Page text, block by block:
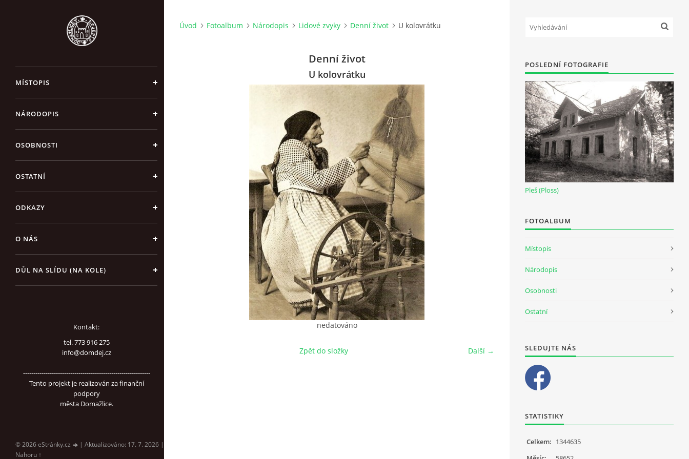
MÍSTOPIS
NÁRODOPIS
OSOBNOSTI
OSTATNÍ
ODKAZY
O NÁS
DŮL NA SLÍDU (NA KOLE)
Kontakt:
tel. 773 916 275
info@domdej.cz
--------------------------------------------------------------
Tento projekt je realizován za finanční
podpory
města Domažlice.
© 2026 eStránky.cz | Aktualizováno: 17. 7. 2026 |
Nahoru ↑
Úvod Fotoalbum Národopis Lidové zvyky Denní život U kolovrátku
Denní život
U kolovrátku
nedatováno
Další →
Zpět do složky
POSLEDNÍ FOTOGRAFIE
Pleš (Ploss)
FOTOALBUM
Místopis
Národopis
Osobnosti
Ostatní
SLEDUJTE NÁS
STATISTIKY
Celkem: 1344635